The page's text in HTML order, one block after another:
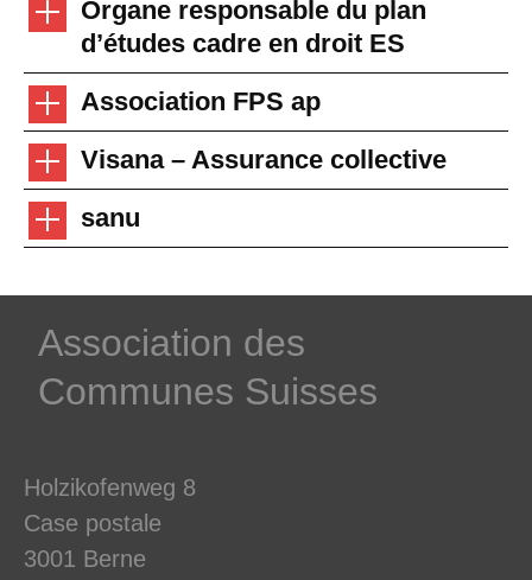
Organe responsable du plan
d’études cadre en droit ES
Association FPS ap
Visana – Assurance collective
sanu
­Association des­
Communes ­Suisses
Holzikofenweg 8
Case postale
3001 Berne